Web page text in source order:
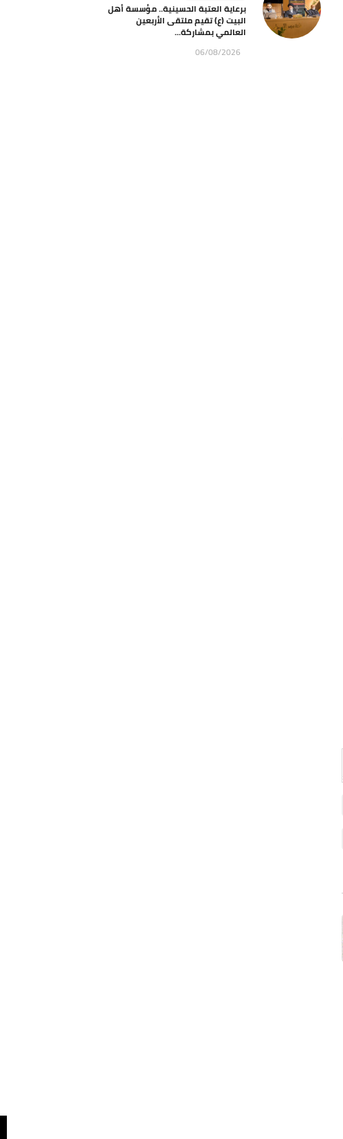
برعاية العتبة الحسينية.. مؤسسة أهل
البيت (ع) تقيم ملتقى الأربعين
العالمي بمشاركة...
06/08/2026